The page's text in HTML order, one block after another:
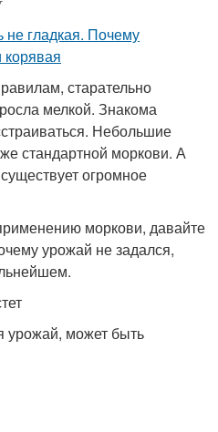
старательно
мелкой. Знакома
Небольшие
стандартной моркови. А
огромное
моркови, давайте
урожай не задался,
урожай, может быть